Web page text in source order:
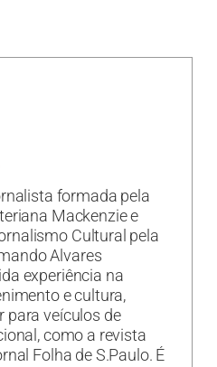
formada pela
Mackenzie e
Cultural pela
Alvares
experiência na
e cultura,
para veículos de
como a revista
Folha de S.Paulo. É